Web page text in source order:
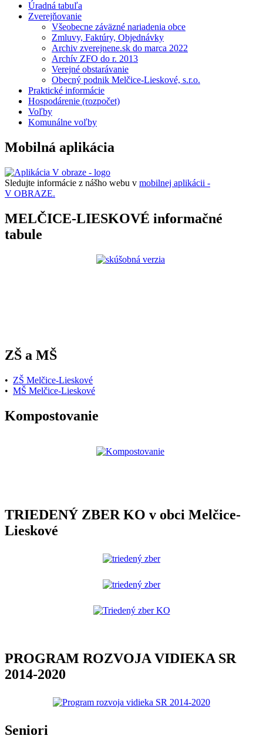
Úradná tabuľa
Zverejňovanie
Všeobecne záväzné nariadenia obce
Zmluvy, Faktúry, Objednávky
Archiv zverejnene.sk do marca 2022
Archív ZFO do r. 2013
Verejné obstarávanie
Obecný podnik Melčice-Lieskové, s.r.o.
Praktické informácie
Hospodárenie (rozpočet)
Voľby
Komunálne voľby
Mobilná aplikácia
Sledujte informácie z nášho webu v mobilnej aplikácii -
V OBRAZE.
MELČICE-LIESKOVÉ informačné
tabule
ZŠ a MŠ
• ZŠ Melčice-Lieskové
• MŠ Melčice-Lieskové
Kompostovanie
TRIEDENÝ ZBER KO v obci Melčice-
Lieskové
PROGRAM ROZVOJA VIDIEKA SR
2014-2020
Seniori